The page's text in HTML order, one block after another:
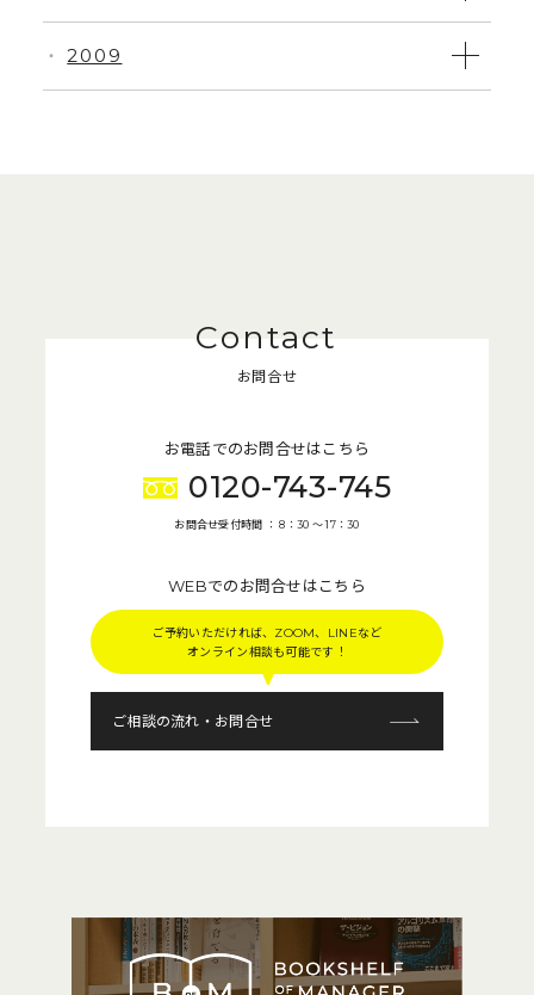
・ 2009
お問合せ
お電話でのお問合せはこちら
0120-743-745
お問合せ受付時間 ： 8：30 〜 17：30
WEBでのお問合せはこちら
ご予約いただければ、ZOOM、LINEなど
オンライン相談も可能です！
ご相談の流れ・お問合せ